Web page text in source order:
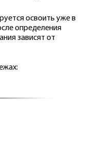
освоить уже в
определения
зависят от